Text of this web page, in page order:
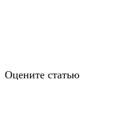
Оцените статью